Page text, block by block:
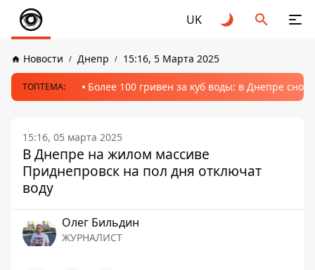
UK
Новости Днепр 15:16, 5 Марта 2025
ТОПТЕМА: Более 100 гривен за куб воды: в Днепре
15:16, 05 марта 2025
В Днепре на жилом массиве
Приднепровск на пол дня отключат
воду
Олег Бильдин
ЖУРНАЛИСТ